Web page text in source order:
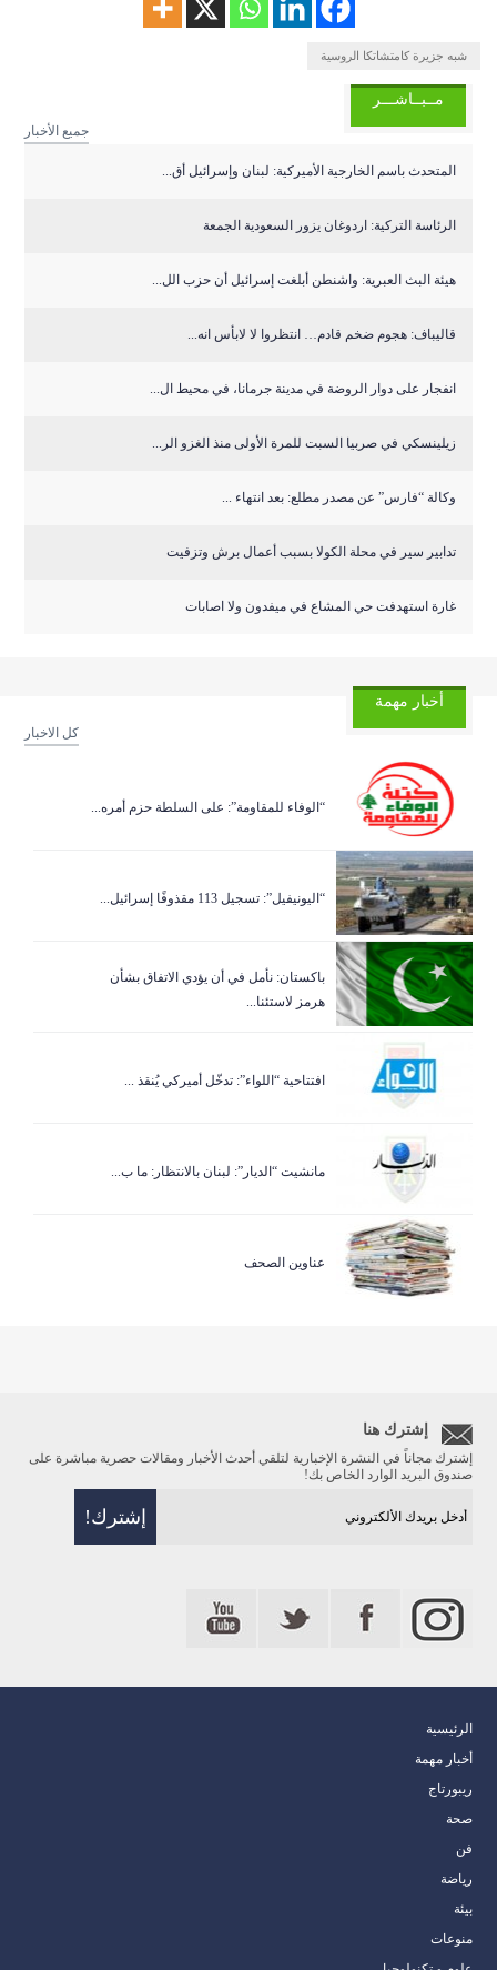
شبه جزيرة كامتشاتكا الروسية
مــبــاشـــر
جميع الأخبار
المتحدث باسم الخارجية الأميركية: لبنان وإسرائيل أق...
الرئاسة التركية: اردوغان يزور السعودية الجمعة
هيئة البث العبرية: واشنطن أبلغت إسرائيل أن حزب الل...
قاليباف: هجوم ضخم قادم… انتظروا لا لابأس انه...
انفجار على دوار الروضة في مدينة جرمانا، في محيط ال...
زيلينسكي في صربيا السبت للمرة الأولى منذ الغزو الر...
وكالة “فارس” عن مصدر مطلع: بعد انتهاء ...
تدابير سير في محلة الكولا بسبب أعمال برش وتزفيت
غارة استهدفت حي المشاع في ميفدون ولا اصابات
أخبار مهمة
كل الاخبار
“الوفاء للمقاومة”: على السلطة حزم أمره...
“اليونيفيل”: تسجيل 113 مقذوفًا إسرائيل...
باكستان: نأمل في أن يؤدي الاتفاق بشأن
هرمز لاستئنا...
افتتاحية “اللواء”: تدخّل أميركي يُنقذ ...
مانشيت “الديار”: لبنان بالانتظار: ما ب...
عناوين الصحف
إشترك هنا
إشترك مجاناً في النشرة الإخبارية لتلقي أحدث الأخبار ومقالات حصرية مباشرة على
صندوق البريد الوارد الخاص بك!
الرئيسية
أخبار مهمة
ريبورتاج
صحة
فن
رياضة
بيئة
منوعات